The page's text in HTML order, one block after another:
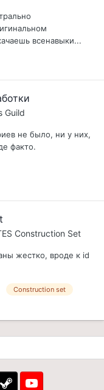
всенавыки...
Guild
не было, ни у них,
факто.
Construction Set
жестко, вроде к id
Construction set